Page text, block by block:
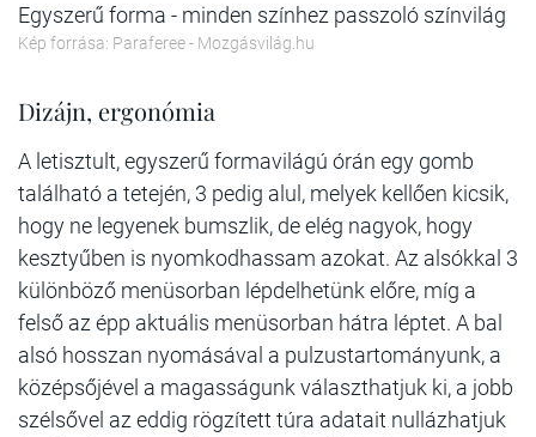
Egyszerű forma - minden színhez passzoló színvilág
Kép forrása: Paraferee - Mozgásvilág.hu
Dizájn, ergonómia
A letisztult, egyszerű formavilágú órán egy gomb
található a tetején, 3 pedig alul, melyek kellően kicsik,
hogy ne legyenek bumszlik, de elég nagyok, hogy
kesztyűben is nyomkodhassam azokat. Az alsókkal 3
különböző menüsorban lépdelhetünk előre, míg a
felső az épp aktuális menüsorban hátra léptet. A bal
alsó hosszan nyomásával a pulzustartományunk, a
középsőjével a magasságunk választhatjuk ki, a jobb
szélsővel az eddig rögzített túra adatait nullázhatjuk